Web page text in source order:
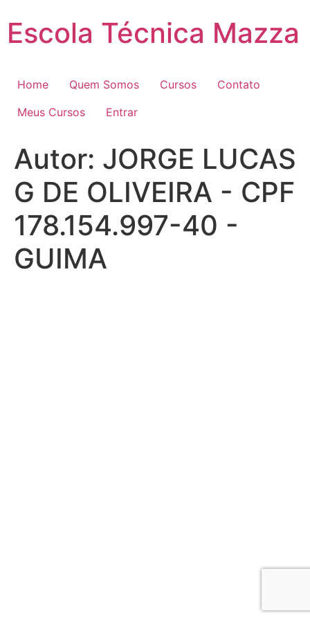
para
Escola Técnica Mazza
Home Quem Somos Cursos
Contato
Meus Cursos
Entrar
Autor: JORGE LUCAS
G DE OLIVEIRA - CPF
178.154.997-40 -
GUIMA